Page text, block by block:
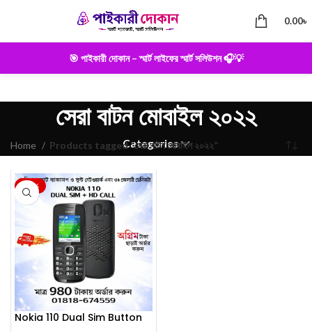
0.00৳
🎯 পাইকারী দোকান – স্মার্ট লাইফের স্মার্ট সলিউশন 🎧💡
সেরা বাটন মোবাইল ২০২২
Categories
Home Products tagged “সেরা বাটন মোবাইল ২০২২”
-28%
Nokia 110 Dual Sim Button